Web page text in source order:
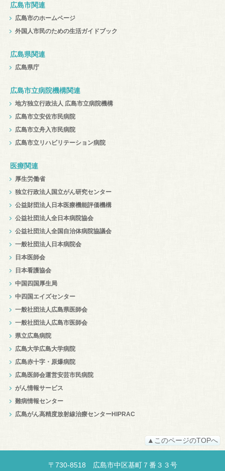
広島市関連
広島市のホームページ
外国人市民のための生活ガイドブック
広島県関連
広島県庁
広島市立病院機構関連
地方独立行政法人 広島市立病院機構
広島市立安佐市民病院
広島市立舟入市民病院
広島市立リハビリテーション病院
医療関連
厚生労働省
独立行政法人国立がん研究センター
公益財団法人日本医療機能評価機構
公益社団法人全日本病院協会
公益社団法人全国自治体病院協議会
一般社団法人日本病院会
日本医師会
日本看護協会
中国四国厚生局
中四国エイズセンター
一般社団法人広島県医師会
一般社団法人広島市医師会
県立広島病院
広島大学広島大学病院
広島赤十字・原爆病院
広島医師会運営安芸市民病院
がん情報サービス
難病情報センター
広島がん高精度放射線治療センターHIPRAC
▲このページのTOPへ
〒 730-8518 広島市中区基町７番３３号